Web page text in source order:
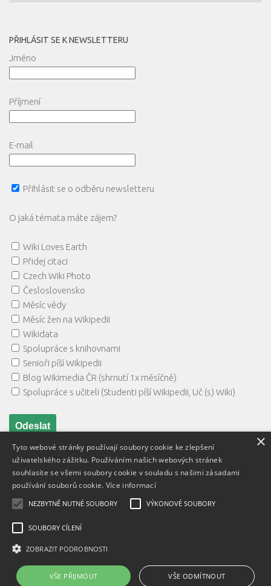
PŘIHLÁSIT SE K NEWSLETTERU
Jméno
Příjmení
E-mail
Přihlásit se o odběru newsletteru
O jaká témata máte zájem?
Wiki Loves Earth
Přidej citaci
Czech Wiki Photo
Česloslovensko
Měsíc vědy
Měsíc žen na Wikipedii
Wikidata
Spolupráce s knihovnami
Senioři píší Wikipedii
Blog Wikimedia ČR (shrnutí 1x měsíčně)
Spolupráce s učiteli (Studenti píší Wikipedii, Uč (s) Wiki)
Textový obsah je zveřejněn pod licencíCreative Commons BY
uvedeny u těchto materiálů.
Powered by
×
Tyto webové stránky používají soubory cookie ke zlepšení
uživatelského zážitku. Používáním našich webových stránek
souhlasíte se všemi soubory cookie v souladu s našimi zásadami
používání souborů cookie. Více informací
NEZBYTNĚ NUTNÉ SOUBORY VÝKONOVÉ SOUBORY
SOUBORY CÍLENÍ
ZOBRAZIT PODROBNOSTI
VŠE PŘIJMOUT VŠE ODMÍTNOUT